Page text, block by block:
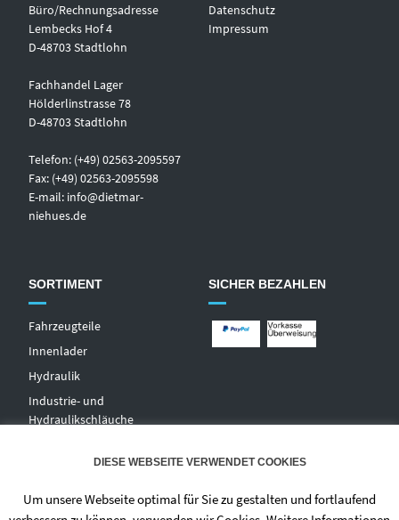
Büro/Rechnungsadresse
Lembecks Hof 4
D-48703 Stadtlohn
Fachhandel Lager
Hölderlinstrasse 78
D-48703 Stadtlohn
Telefon: (+49) 02563-2095597
Fax: (+49) 02563-2095598
E-mail: info@dietmar-
niehues.de
Datenschutz
Impressum
SORTIMENT
Fahrzeugteile
Innenlader
Hydraulik
Industrie- und
Hydraulikschläuche
Zentralschmierungen
Hochdruckwaschgeräte und
SICHER BEZAHLEN
DIESE WEBSEITE VERWENDET COOKIES
Um unsere Webseite optimal für Sie zu gestalten und fortlaufend